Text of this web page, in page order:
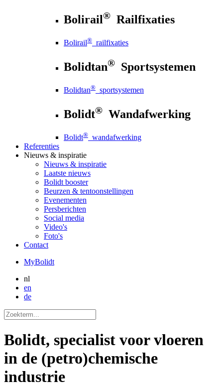
Bolirail® Railfixaties
Bolirail® railfixaties
Bolidtan® Sportsystemen
Bolidtan® sportsystemen
Bolidt® Wandafwerking
Bolidt® wandafwerking
Referenties
Nieuws & inspiratie
Nieuws & inspiratie
Laatste nieuws
Bolidt booster
Beurzen & tentoonstellingen
Evenementen
Persberichten
Social media
Video's
Foto's
Contact
MyBolidt
nl
en
de
Bolidt, specialist voor vloeren
in de (petro)chemische
industrie